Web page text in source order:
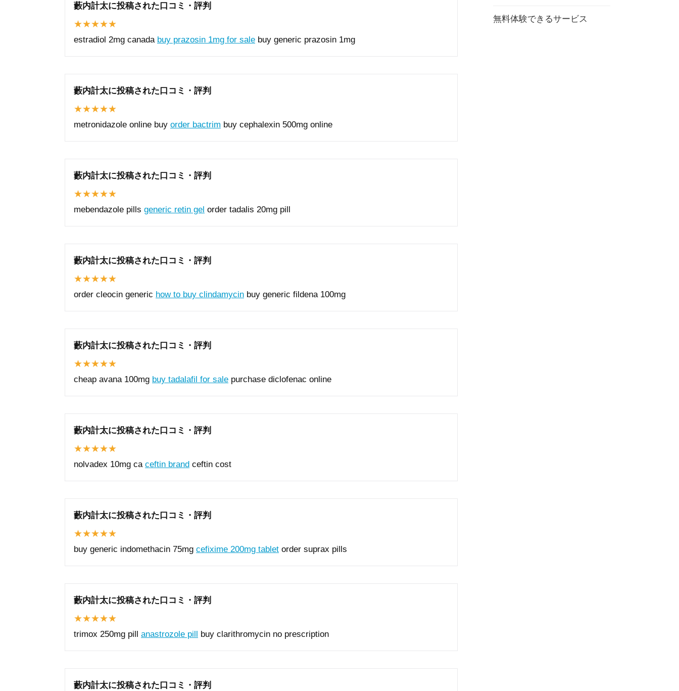
藪内計太に投稿された口コミ・評判
estradiol 2mg canada buy prazosin 1mg for sale buy generic prazosin 1mg
藪内計太に投稿された口コミ・評判
metronidazole online buy order bactrim buy cephalexin 500mg online
藪内計太に投稿された口コミ・評判
mebendazole pills generic retin gel order tadalis 20mg pill
藪内計太に投稿された口コミ・評判
order cleocin generic how to buy clindamycin buy generic fildena 100mg
藪内計太に投稿された口コミ・評判
cheap avana 100mg buy tadalafil for sale purchase diclofenac online
藪内計太に投稿された口コミ・評判
nolvadex 10mg ca ceftin brand ceftin cost
藪内計太に投稿された口コミ・評判
buy generic indomethacin 75mg cefixime 200mg tablet order suprax pills
藪内計太に投稿された口コミ・評判
trimox 250mg pill anastrozole pill buy clarithromycin no prescription
藪内計太に投稿された口コミ・評判
無料体験できるサービス